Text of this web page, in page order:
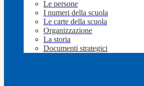
Le persone
I numeri della scuola
Le carte della scuola
Organizzazione
La storia
Documenti strategici